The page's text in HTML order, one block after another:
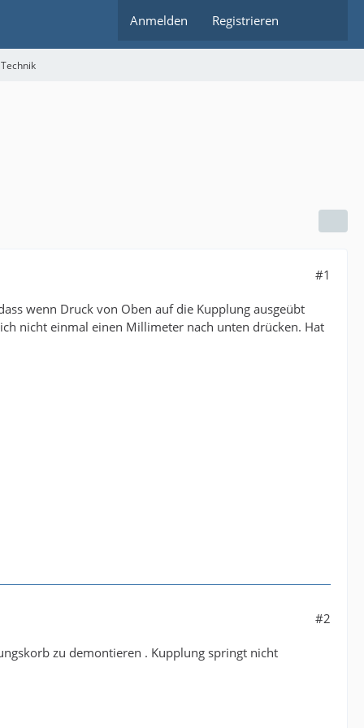
Anmelden Registrieren
#1
wenn Druck von Oben auf die Kupplung ausgeübt
nicht einmal einen Millimeter nach unten drücken. Hat
#2
zu demontieren . Kupplung springt nicht